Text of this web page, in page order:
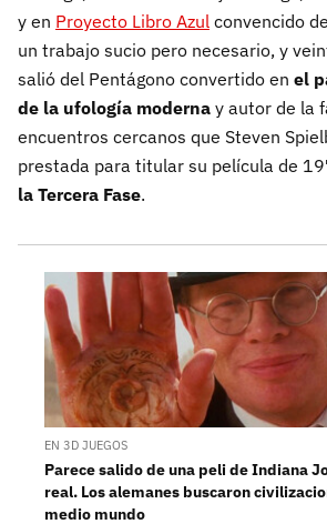
y en Proyecto Libro Azul convencido
un trabajo sucio pero necesario, y
salió del Pentágono convertido en el
de la ufología moderna y autor de la
encuentros cercanos que Steven
prestada para titular su película de
la Tercera Fase.
EN 3D JUEGOS
Parece salido de una peli de Indiana
real. Los alemanes buscaron
medio mundo